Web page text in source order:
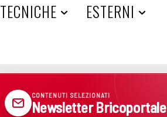
TECNICHE ESTERNI
CONTENUTI SELEZIONATI
Newsletter Bricoportale